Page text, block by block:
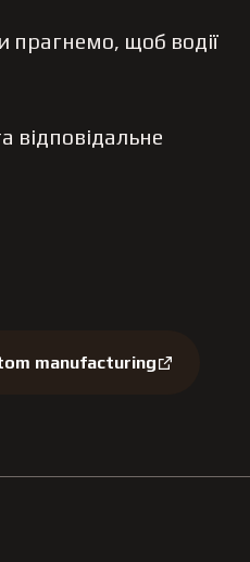
прагнемо, щоб водії
відповідальне
manufacturing